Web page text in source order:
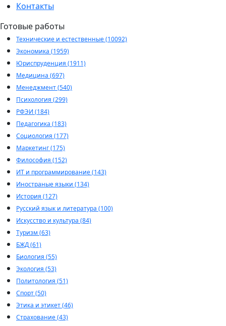
Контакты
Готовые работы
Технические и естественные (10092)
Экономика (1959)
Юриспруденция (1911)
Медицина (697)
Менеджмент (540)
Психология (299)
РФЭИ (184)
Педагогика (183)
Социология (177)
Маркетинг (175)
Философия (152)
ИТ и программирование (143)
Иностраные языки (134)
История (127)
Русский язык и литература (100)
Искусство и культура (84)
Туризм (63)
БЖД (61)
Биология (55)
Экология (53)
Политология (51)
Спорт (50)
Этика и этикет (46)
Страхование (43)